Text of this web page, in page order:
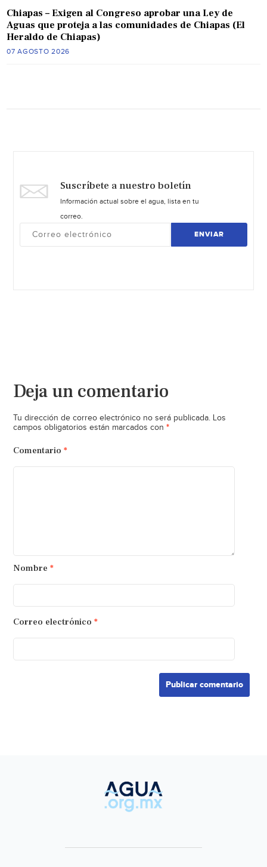
Chiapas – Exigen al Congreso aprobar una Ley de
Aguas que proteja a las comunidades de Chiapas (El
Heraldo de Chiapas)
07 AGOSTO 2026
Suscríbete a nuestro boletín
Información actual sobre el agua, lista en tu
correo.
ENVIAR
Deja un comentario
Tu dirección de correo electrónico no será publicada. Los
campos obligatorios están marcados con *
Comentario *
Nombre *
Correo electrónico *